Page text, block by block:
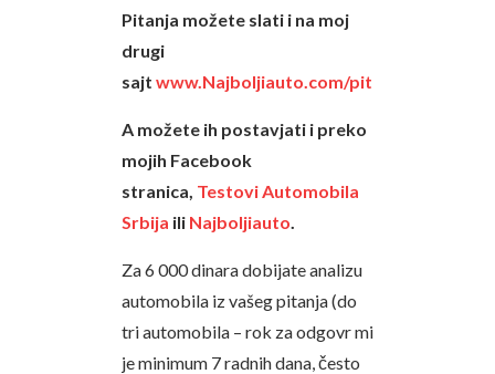
Pitanja možete slati i na moj
drugi
sajt www.Najboljiauto.com/pitajte
A možete ih postavjati i preko
mojih Facebook
stranica, Testovi Automobila
Srbija ili Najboljiauto
Za 6 000 dinara dobijate analizu
automobila iz vašeg pitanja (do
tri automobila – rok za odgovr mi
je minimum 7 radnih dana, često